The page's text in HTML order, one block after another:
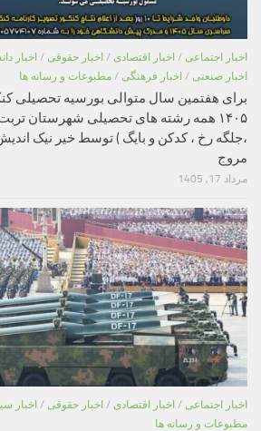
اخبار اجتماعی / اخبار اقتصادی / اخبار حقوقی / اخبار
اخبار صنعتی / اخبار فرهنگی / مطبوعات و رسانه ها
برای هفتمین سال متوالی بورسیه تحصیلی
۱۴۰۵ همه رشته های تحصیلی شهرستان
،جلگه رخ ، کدکن و بایگ ) توسط خیر نیک
مروج
مرداد 17, 1405
اخبار اجتماعی / اخبار اقتصادی / اخبار حقوقی / اخبار
مطبوعات و رسانه ها